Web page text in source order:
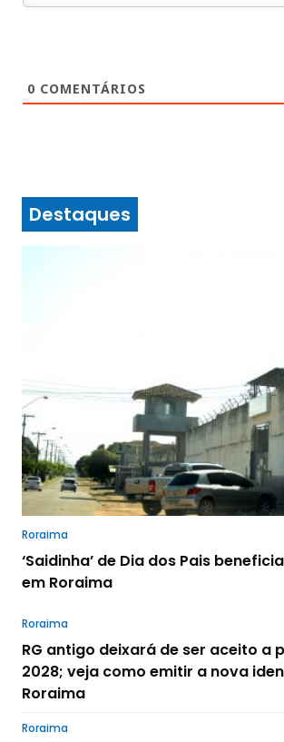
0 COMENTÁRIOS
Destaques
Roraima
‘Saidinha’ de Dia dos Pais
em Roraima
Roraima
RG antigo deixará de ser aceito a
2028; veja como emitir a nova
Roraima
Roraima